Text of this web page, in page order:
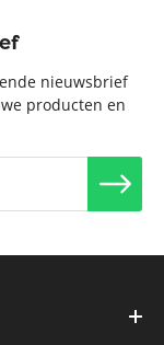
nieuwsbrief
producten en